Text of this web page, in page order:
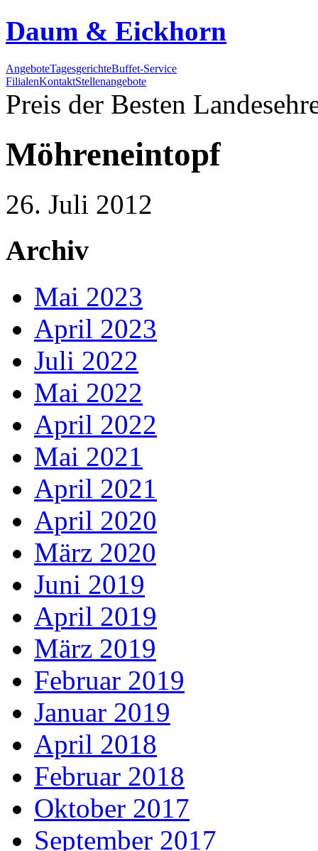
Daum & Eickhorn
AngeboteTagesgerichteBuffet-Service
FilialenKontaktStellenangebote
Preis der Besten
Möhreneintopf
26. Juli 2012
Archiv
Mai 2023
April 2023
Juli 2022
Mai 2022
April 2022
Mai 2021
April 2021
April 2020
März 2020
Juni 2019
April 2019
März 2019
Februar 2019
Januar 2019
April 2018
Februar 2018
Oktober 2017
September 2017